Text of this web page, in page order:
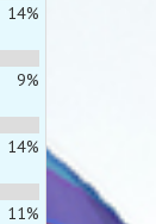
14%
9%
14%
11%